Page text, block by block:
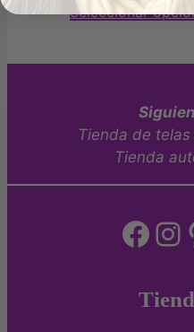
Seleccionar
Tienda de
Tienda